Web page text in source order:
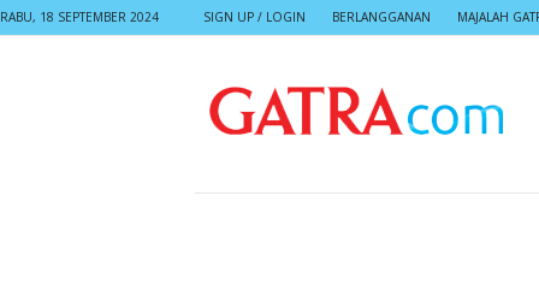
RABU, 18 SEPTEMBER 2024 SIGN UP / LOGIN BERLANGGANAN MAJALAH